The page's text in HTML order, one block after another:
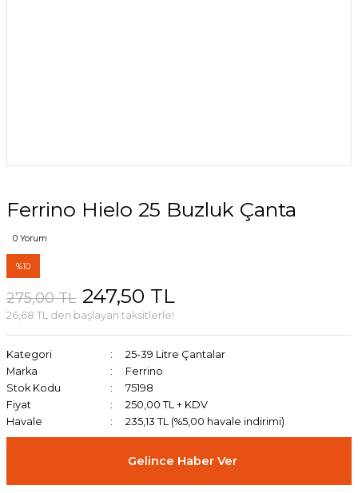
Ferrino Hielo 25 Buzluk Çanta
0 Yorum
%10
275,00 TL 247,50 TL
26,68 TL den başlayan taksitlerle!
Kategori
25-39 Litre Çantalar
Marka
Ferrino
Stok Kodu
75198
Fiyat
250,00 TL + KDV
Havale
235,13 TL (%5,00 havale indirimi)
Gelince Haber Ver